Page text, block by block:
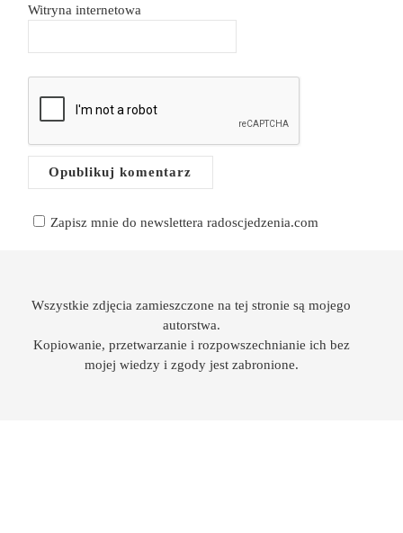
Witryna internetowa
Zapisz mnie do newslettera radoscjedzenia.com
Wszystkie zdjęcia zamieszczone na tej stronie są mojego
autorstwa.
Kopiowanie, przetwarzanie i rozpowszechnianie ich bez
mojej wiedzy i zgody jest zabronione.